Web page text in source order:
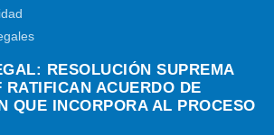
RESOLUCIÓN SUPREMA
RATIFICAN ACUERDO DE
QUE INCORPORA AL PROCESO